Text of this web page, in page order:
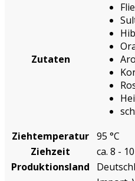
Zutaten
Ziehtemperatur 95 °C
Ziehzeit
ca. 8 -
Produktionsland